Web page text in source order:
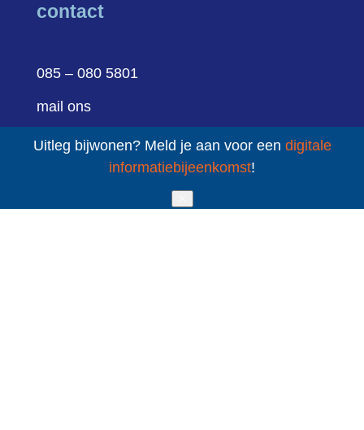
Uitleg bijwonen? Meld je aan voor een digitale
informatiebijeenkomst!
contact
085 – 080 5801
mail ons
Sint Jacobsstraat 400-420
3511 BT Utrecht